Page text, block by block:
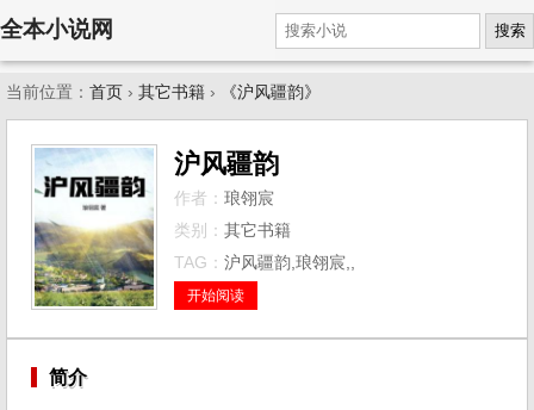
全本小说网 搜索
当前位置： 首页 › 其它书籍 › 《沪风疆韵》
沪风疆韵
作者： 琅翎宸
类别： 其它书籍
TAG： 沪风疆韵,琅翎宸,,
开始阅读
简介